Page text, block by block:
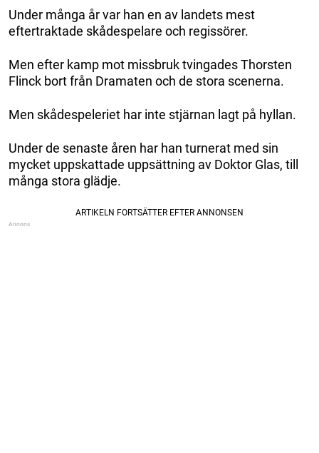
Under många år var han en av landets mest
eftertraktade skådespelare och regissörer.
Men efter kamp mot missbruk tvingades Thorsten
Flinck bort från Dramaten och de stora scenerna.
Men skådespeleriet har inte stjärnan lagt på hyllan.
Under de senaste åren har han turnerat med sin
mycket uppskattade uppsättning av Doktor Glas, till
många stora glädje.